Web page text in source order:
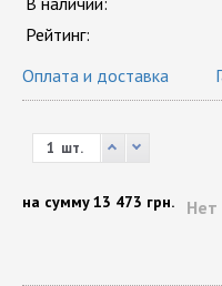
Рейтинг:
Оплата и доставка
шт.
Нет
на сумму13 473 грн.